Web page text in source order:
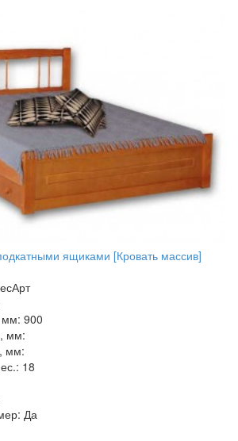
ящиками [Кровать массив]
мм: 900
мм:
мм:
18
Да